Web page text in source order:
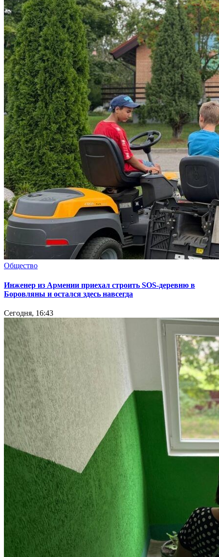
Общество
Инженер из Армении приехал строить SOS-деревню в
Боровляны и остался здесь навсегда
Сегодня, 16:43